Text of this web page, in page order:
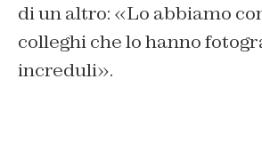
di un altro: «Lo abbiamo
colleghi che lo hanno
increduli».